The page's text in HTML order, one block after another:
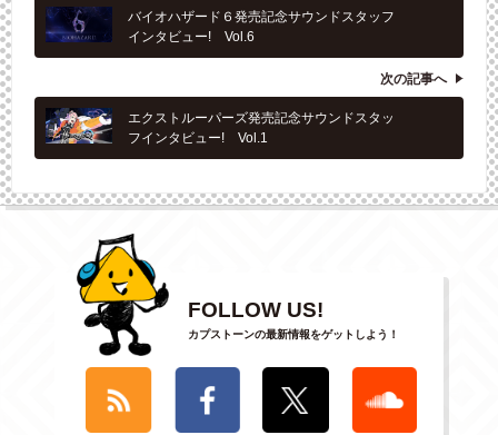
バイオハザード６発売記念サウンドスタッフ
インタビュー! Vol.6
次の記事へ
エクストルーパーズ発売記念サウンドスタッ
フインタビュー! Vol.1
FOLLOW US!
カプストーンの最新情報をゲットしよう！